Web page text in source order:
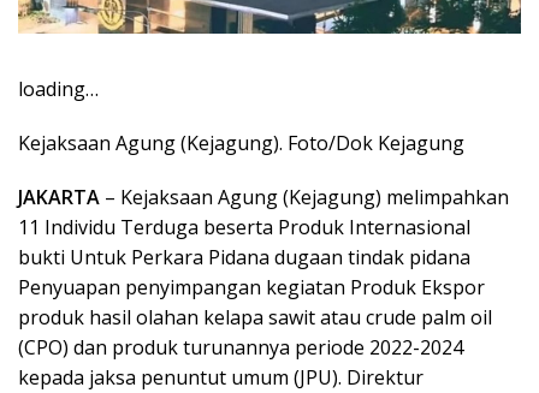
loading…
Kejaksaan Agung (Kejagung). Foto/Dok Kejagung
JAKARTA – Kejaksaan Agung (Kejagung) melimpahkan
11 Individu Terduga beserta Produk Internasional
bukti Untuk Perkara Pidana dugaan tindak pidana
Penyuapan penyimpangan kegiatan Produk Ekspor
produk hasil olahan kelapa sawit atau crude palm oil
(CPO) dan produk turunannya periode 2022-2024
kepada jaksa penuntut umum (JPU). Direktur